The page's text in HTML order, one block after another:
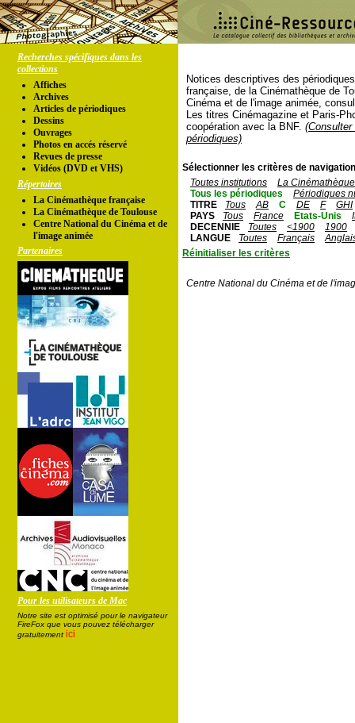
Recherches spécifiques dans les
collections
Affiches
Archives
Articles de périodiques
Dessins
Ouvrages
Photos en accés réservé
Revues de presse
Vidéos (DVD et VHS)
Répertoires
La Cinémathèque française
La Cinémathèque de Toulouse
Centre National du Cinéma et de
l'image animée
Partenaires
Pour les utilisateurs de Mac
Notre site est optimisé pour le navigateur
FireFox que vous pouvez télécharger
gratuitement ici
Notices descriptives des
française, de la Cinémathèque de
Cinéma et de l'image animée,
Les titres Cinémagazine et Paris-
coopération avec la BNF.
périodiques)
Sélectionner les critères de
Toutes institutions
La
Tous les périodiques
Périodiques
TITRE
Tous AB C DE F
GHI
PAYS
Tous France Etats-Unis
DECENNIE
Toutes <1900
1900
LANGUE
Toutes Français
Réinitialiser les critères
Centre National du Cinéma et de